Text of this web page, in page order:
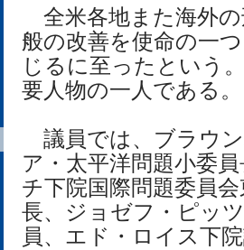
全米各地また海外の
般の改善を使命の一
じるに至ったという
要人物の一人である。
議員では、ブラウ
ア・太平洋問題小委
チ下院国際問題委員
長、ジョゼフ・ピッ
員、エド・ロイス下